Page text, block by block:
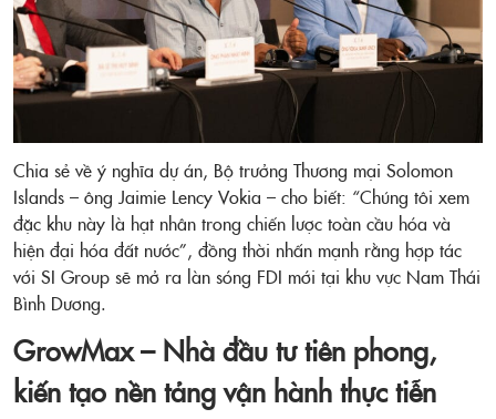
Chia sẻ về ý nghĩa dự án, Bộ trưởng Thương mại Solomon
Islands – ông Jaimie Lency Vokia – cho biết: “Chúng tôi xem
đặc khu này là hạt nhân trong chiến lược toàn cầu hóa và
hiện đại hóa đất nước”, đồng thời nhấn mạnh rằng hợp tác
với SI Group sẽ mở ra làn sóng FDI mới tại khu vực Nam Thái
Bình Dương.
GrowMax – Nhà đầu tư tiên phong,
kiến tạo nền tảng vận hành thực tiễn